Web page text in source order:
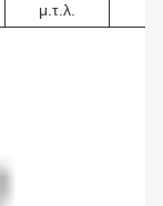
μ.τ.λ.